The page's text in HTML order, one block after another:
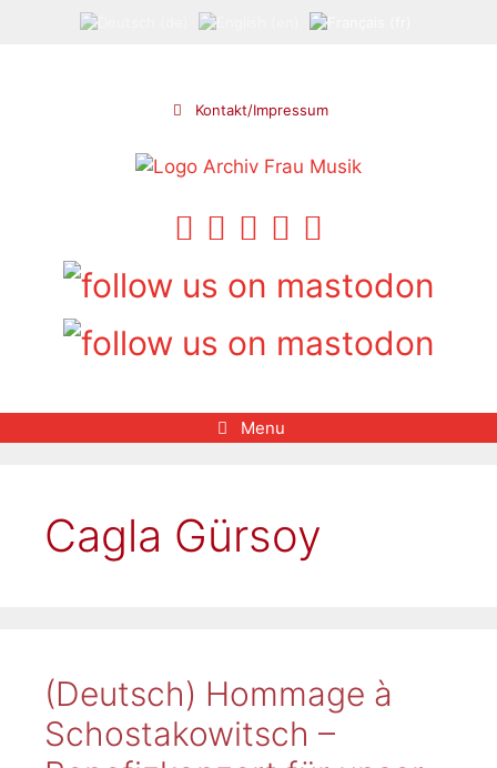
Kontakt/Impressum
Menu
Cagla Gürsoy
(Deutsch) Hommage à
Schostakowitsch –